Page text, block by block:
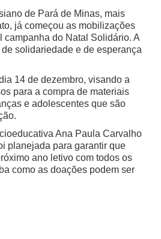
de Pará de Minas, mais
já começou as mobilizações
campanha do Natal Solidário. A
solidariedade e de esperança
14 de dezembro, visando a
para a compra de materiais
e adolescentes que são
Ana Paula Carvalho
planejada para garantir que
ano letivo com todos os
como as doações podem ser